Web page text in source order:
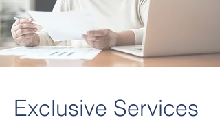
Exclusive Services